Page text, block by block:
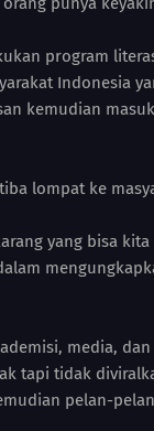
program
Indonesia
kemudian
lompat ke
yang bisa
media,
tapi tidak
pelan-